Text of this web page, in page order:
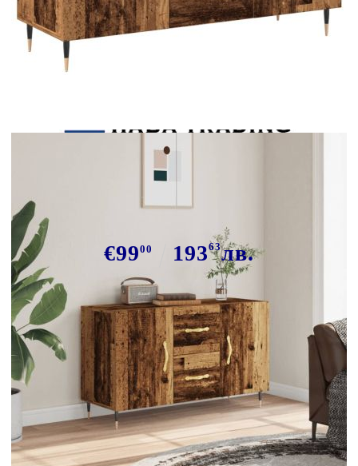
Сайдборд, старо дърво, 100x36x60
€9900 19363лв.
В наличност: 74 бр.
Време за доставка: 5 до 9 дни
Безплатна доставка до адрес при плащане по банков път
Цвят:
Старо дърво